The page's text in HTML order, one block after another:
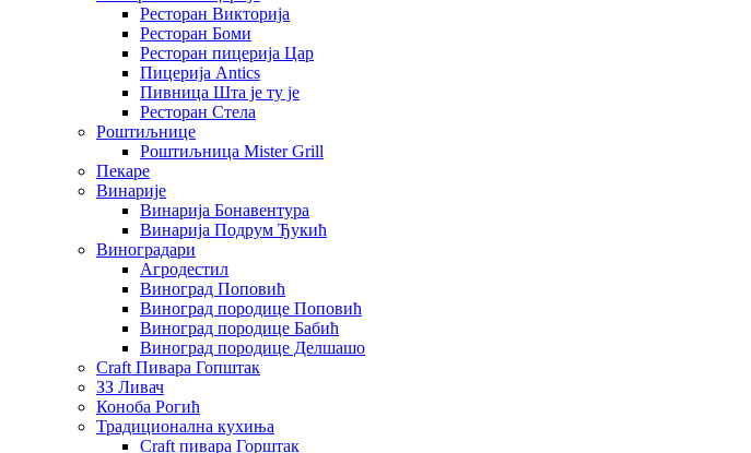
Ресторан Викторија
Ресторан Боми
Ресторан пицерија Цар
Пицерија Аntics
Пивница Шта је ту је
Ресторан Стела
Роштиљнице
Роштиљница Mister Grill
Пекаре
Винарије
Винарија Бонавентура
Винарија Подрум Ђукић
Виноградари
Агродестил
Виноград Поповић
Виноград породице Поповић
Виноград породице Бабић
Виноград породице Делшашо
Craft Пивара Гопштак
ЗЗ Ливач
Коноба Рогић
Традиционална кухиња
Craft пивара Горштак